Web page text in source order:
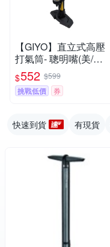
【GIYO】直立式高壓
打氣筒- 聰明嘴(美/法
嘴通用) GF-55E
$552 $599
挑戰低價
券
快速到貨 有現貨